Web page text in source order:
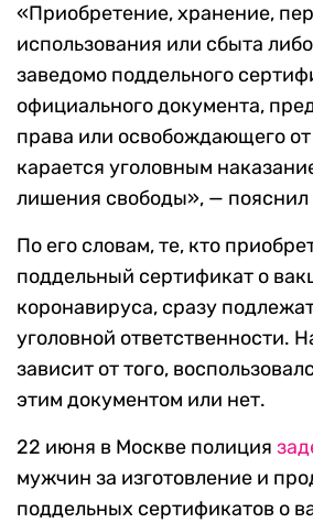
«Приобретение, хранение,
использования или сбыта
заведомо поддельного
официального документа,
права или освобождающего
карается уголовным
лишения свободы», —
По его словам, те, кто
поддельный сертификат о
коронавируса, сразу
уголовной ответственности.
зависит от того,
этим документом или нет.
22 июня в Москве полиция
мужчин за изготовление и
поддельных сертификатов о